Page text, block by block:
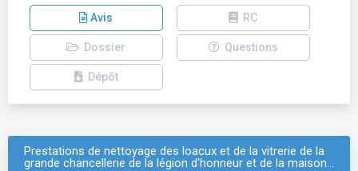
Avis RC
Dossier Questions
Dépôt
Prestations de nettoyage des loacux et de la vitrerie de la
grande chancellerie de la légion d'honneur et de la maison…